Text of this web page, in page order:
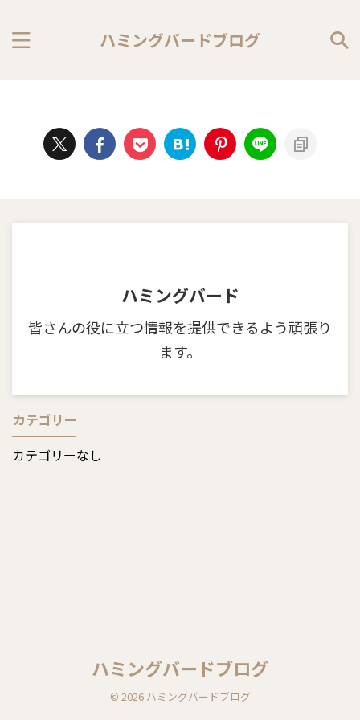
ハミングバードブログ
ハミングバード
皆さんの役に立つ情報を提供できるよう頑張り
ます。
カテゴリー
カテゴリーなし
ハミングバードブログ
© 2026 ハミングバードブログ